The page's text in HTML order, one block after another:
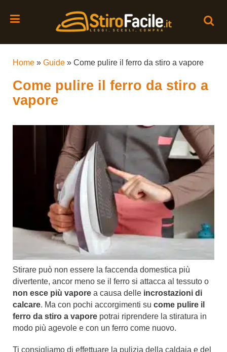
Home » Guide » Come pulire il ferro da stiro a vapore
Come pulire il ferro da stiro a
vapore
Stirare può non essere la faccenda domestica più
divertente, ancor meno se il ferro si attacca al tessuto o
non esce più vapore a causa delle incrostazioni di
calcare. Ma con pochi accorgimenti su come pulire il
ferro da stiro a vapore potrai riprendere la stiratura in
modo più agevole e con un ferro come nuovo.
Ti consigliamo di effettuare la pulizia della caldaia e del